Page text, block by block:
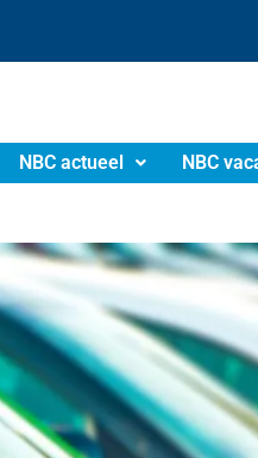
NBC actueel NBC